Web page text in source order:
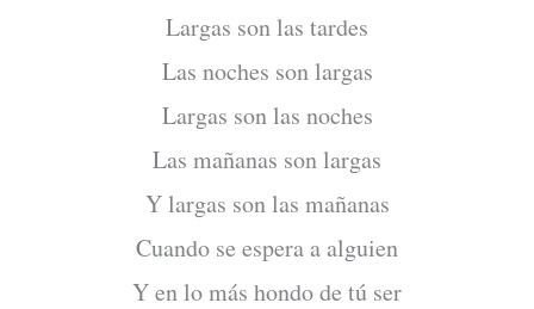
Largas son las tardes
Las noches son largas
Largas son las noches
Las mañanas son largas
Y largas son las mañanas
Cuando se espera a alguien
Y en lo más hondo de tú ser